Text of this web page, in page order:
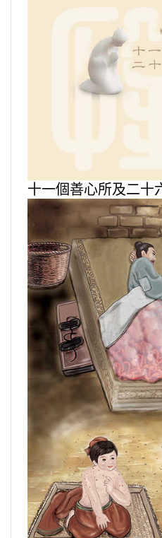
十一個善心所及二十